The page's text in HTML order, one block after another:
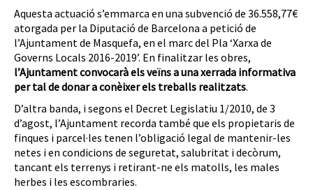
Aquesta actuació s’emmarca en una subvenció de 36.558,77€
atorgada per la Diputació de Barcelona a petició de
l’Ajuntament de Masquefa, en el marc del Pla ‘Xarxa de
Governs Locals 2016-2019’. En finalitzar les obres,
l’Ajuntament convocarà els veïns a una xerrada informativa
per tal de donar a conèixer els treballs realitzats.
D’altra banda, i segons el Decret Legislatiu 1/2010, de 3
d’agost, l’Ajuntament recorda també que els propietaris de
finques i parcel·les tenen l’obligació legal de mantenir-les
netes i en condicions de seguretat, salubritat i decòrum,
tancant els terrenys i retirant-ne els matolls, les males
herbes i les escombraries.